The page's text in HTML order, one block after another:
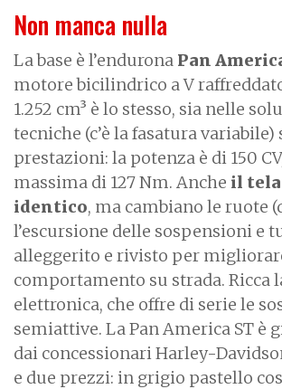
Non manca nulla
La base è l’endurona Pan
motore bicilindrico a V
1.252 cm³ è lo stesso, sia nelle
tecniche (c’è la fasatura variabile)
prestazioni: la potenza è di 150
massima di 127 Nm. Anche il
identico, ma cambiano le ruote
l’escursione delle sospensioni e
alleggerito e rivisto per
comportamento su strada. Ricca
elettronica, che offre di serie le
semiattive. La Pan America ST è
dai concessionari Harley-
e due prezzi: in grigio pastello